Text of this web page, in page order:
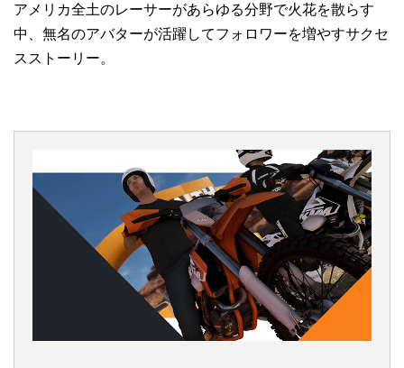
アメリカ全土のレーサーがあらゆる分野で火花を散らす
中、無名のアバターが活躍してフォロワーを増やすサクセ
スストーリー。